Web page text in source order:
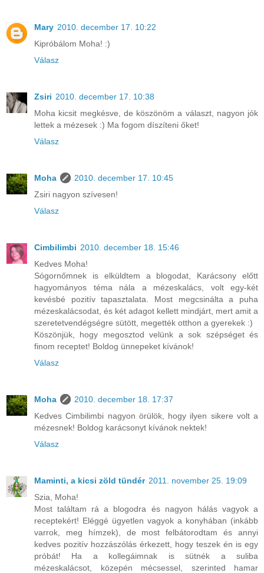
Mary 2010. december 17. 10:22
Kipróbálom Moha! :)
Válasz
Zsiri 2010. december 17. 10:38
Moha kicsit megkésve, de köszönöm a választ, nagyon jók
lettek a mézesek :) Ma fogom díszíteni őket!
Válasz
Moha
2010. december 17. 10:45
Zsiri nagyon szívesen!
Válasz
Cimbilimbi 2010. december 18. 15:46
Kedves Moha!
Sógornőmnek is elküldtem a blogodat, Karácsony előtt
hagyományos téma nála a mézeskalács, volt egy-két
kevésbé pozitív tapasztalata. Most megcsinálta a puha
mézeskalácsodat, és két adagot kellett mindjárt, mert amit a
szeretetvendégségre sütött, megették otthon a gyerekek :)
Köszönjük, hogy megosztod velünk a sok szépséget és
finom receptet! Boldog ünnepeket kívánok!
Válasz
Moha
2010. december 18. 17:37
Kedves Cimbilimbi nagyon örülök, hogy ilyen sikere volt a
mézesnek! Boldog karácsonyt kívánok nektek!
Válasz
Maminti, a kicsi zöld tündér 2011. november 25. 19:09
Szia, Moha!
Most találtam rá a blogodra és nagyon hálás vagyok a
receptekért! Eléggé ügyetlen vagyok a konyhában (inkább
varrok, meg hímzek), de most felbátorodtam és annyi
kedves pozitív hozzászólás érkezett, hogy teszek én is egy
próbát! Ha a kollegáimnak is sütnék a suliba
mézeskalácsot, közepén mécsessel, szerinted hamar